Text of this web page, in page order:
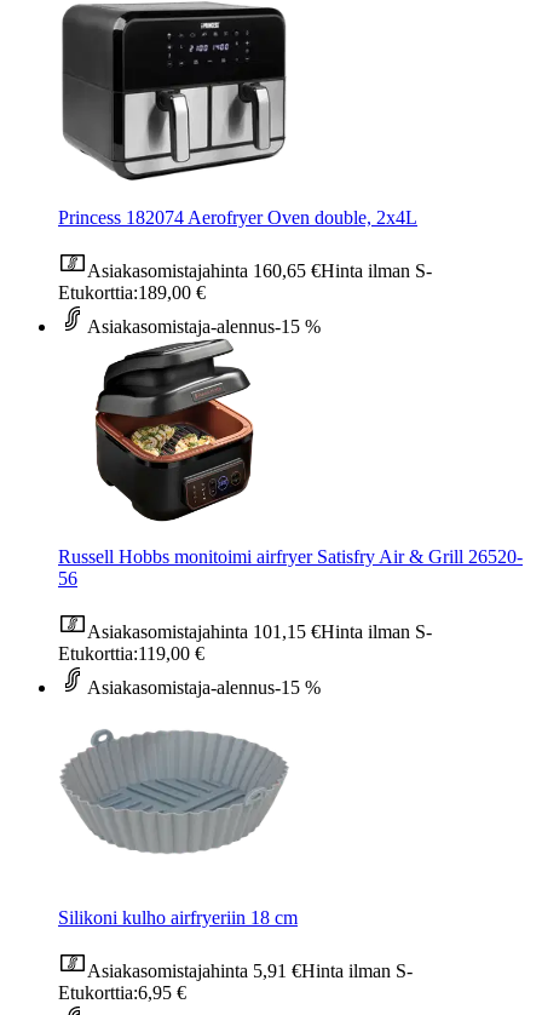
Princess 182074 Aerofryer Oven double, 2x4L
Asiakasomistajahinta 160,65 €Hinta ilman S-
Etukorttia:189,00 €
Asiakasomistaja-alennus-15 %
Russell Hobbs monitoimi airfryer Satisfry Air & Grill 26520-
56
Asiakasomistajahinta 101,15 €Hinta ilman S-
Etukorttia:119,00 €
Asiakasomistaja-alennus-15 %
Silikoni kulho airfryeriin 18 cm
Asiakasomistajahinta 5,91 €Hinta ilman S-
Etukorttia:6,95 €